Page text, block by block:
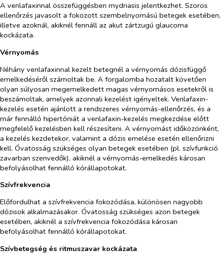
A venlafaxinnal összefüggésben mydriasis jelentkezhet. Szoros
ellenőrzés javasolt a fokozott szembelnyomású betegek esetében,
illetve azoknál, akiknél fennáll az akut zártzugú glaucoma
kockázata.
Vérnyomás
Néhány venlafaxinnal kezelt betegnél a vérnyomás dózisfüggő
emelkedéséről számoltak be. A forgalomba hozatalt követően
olyan súlyosan megemelkedett magas vérnyomásos esetekről is
beszámoltak, amelyek azonnali kezelést igényeltek. Venlafaxin-
kezelés esetén ajánlott a rendszeres vérnyomás-ellenőrzés, és a
már fennálló hipertóniát a venlafaxin-kezelés megkezdése előtt
megfelelő kezelésben kell részesíteni. A vérnyomást időközönként,
a kezelés kezdetekor, valamint a dózis emelése esetén ellenőrizni
kell. Óvatosság szükséges olyan betegek esetében (pl. szívfunkció
zavarban szenvedők), akiknél a vérnyomás-emelkedés károsan
befolyásolhat fennálló kórállapotokat.
Szívfrekvencia
Előfordulhat a szívfrekvencia fokozódása, különösen nagyobb
dózisok alkalmazásakor. Óvatosság szükséges azon betegek
esetében, akiknél a szívfrekvencia fokozódása károsan
befolyásolhat fennálló kórállapotokat.
Szívbetegség és ritmuszavar kockázata